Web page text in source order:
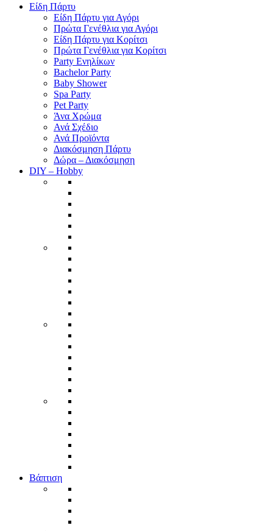
Είδη Πάρτυ
Είδη Πάρτυ για Αγόρι
Πρώτα Γενέθλια για Αγόρι
Είδη Πάρτυ για Κορίτσι
Πρώτα Γενέθλια για Κορίτσι
Party Ενηλίκων
Bachelor Party
Baby Shower
Spa Party
Pet Party
Άνα Χρώμα
Ανά Σχέδιο
Ανά Προϊόντα
Διακόσμηση Πάρτυ
Δώρα – Διακόσμηση
DIY – Hobby
Βάπτιση